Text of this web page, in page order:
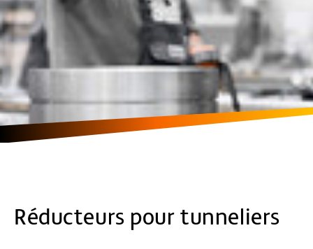
Réducteurs pour tunneliers